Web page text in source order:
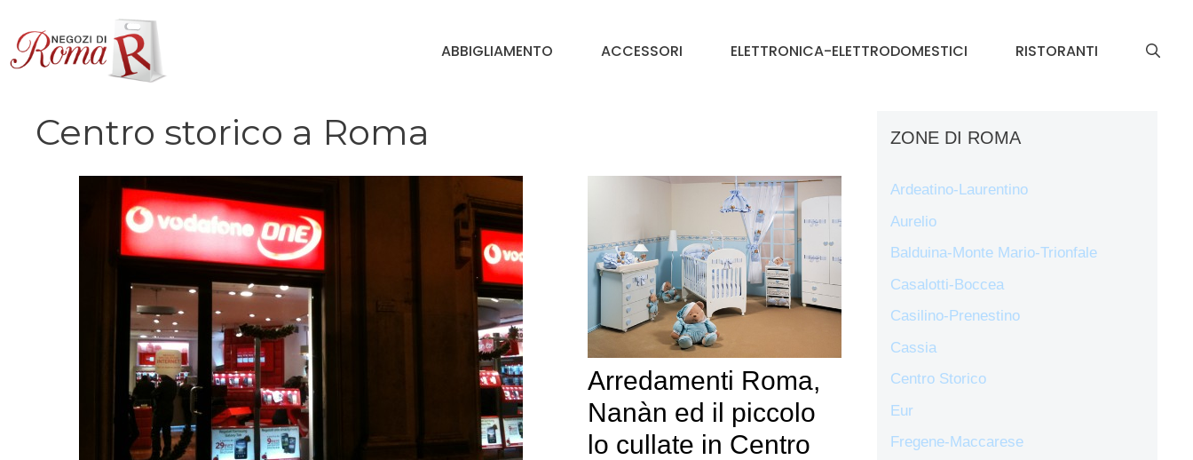
contenuto
ABBIGLIAMENTO ACCESSORI ELETTRONICA-ELETTRODOMESTICI RISTORANTI
Centro storico a Roma
Arredamenti Roma,
Nanàn ed il piccolo
lo cullate in Centro
ZONE DI ROMA
Ardeatino-Laurentino
Aurelio
Balduina-Monte Mario-Trionfale
Casalotti-Boccea
Casilino-Prenestino
Cassia
Centro Storico
Eur
Fregene-Maccarese